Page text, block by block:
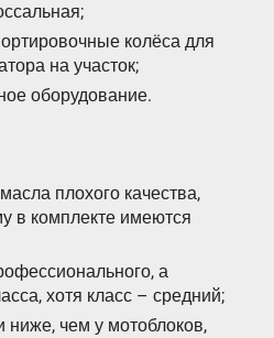
колёса для
на участок;
оборудование.
плохого качества,
в комплекте имеются
а
хотя класс – средний;
ниже, чем у мотоблоков,